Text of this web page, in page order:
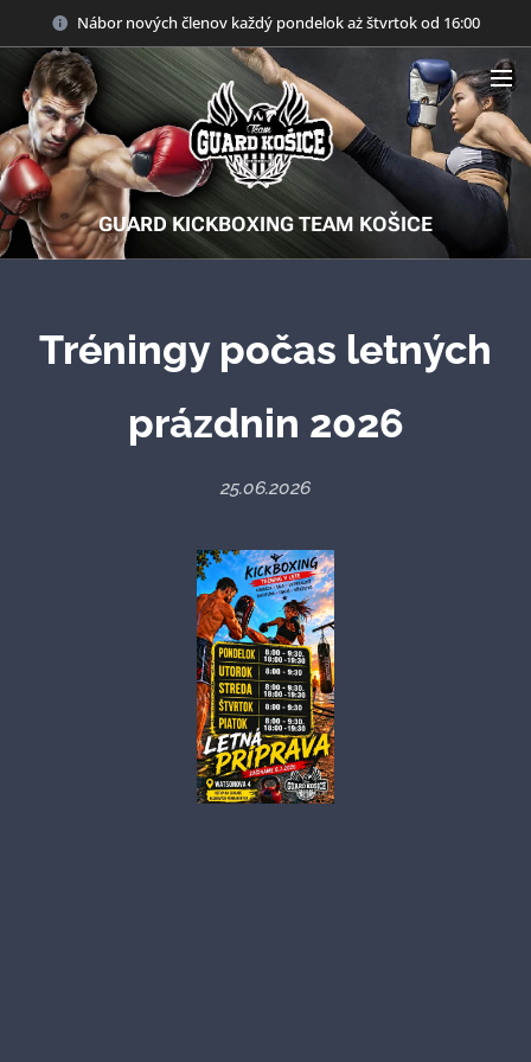
Nábor nových členov každý pondelok aż štvrtok od 16:00
GUARD KICKBOXING TEAM KOŠICE
Tréningy počas letných
prázdnin 2026
25.06.2026